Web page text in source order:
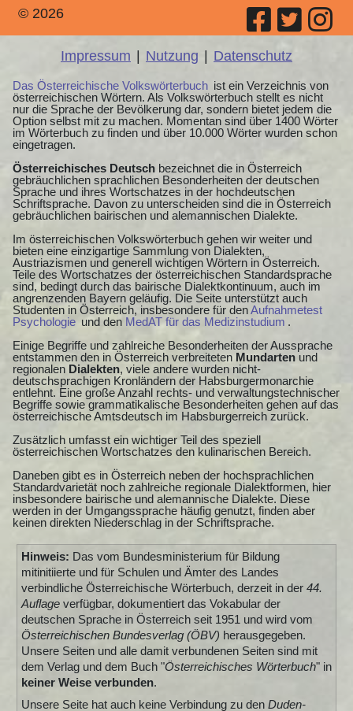
© 2026
Impressum | Nutzung | Datenschutz
Das Österreichische Volkswörterbuch ist ein Verzeichnis von
österreichischen Wörtern. Als Volkswörterbuch stellt es nicht
nur die Sprache der Bevölkerung dar, sondern bietet jedem die
Option selbst mit zu machen. Momentan sind über 1400 Wörter
im Wörterbuch zu finden und über 10.000 Wörter wurden schon
eingetragen.
Österreichisches Deutsch bezeichnet die in Österreich
gebräuchlichen sprachlichen Besonderheiten der deutschen
Sprache und ihres Wortschatzes in der hochdeutschen
Schriftsprache. Davon zu unterscheiden sind die in Österreich
gebräuchlichen bairischen und alemannischen Dialekte.
Im österreichischen Volkswörterbuch gehen wir weiter und
bieten eine einzigartige Sammlung von Dialekten,
Austriazismen und generell wichtigen Wörtern in Österreich.
Teile des Wortschatzes der österreichischen Standardsprache
sind, bedingt durch das bairische Dialektkontinuum, auch im
angrenzenden Bayern geläufig. Die Seite unterstützt auch
Studenten in Österreich, insbesondere für denAufnahmetest
Psychologie und den MedAT für das Medizinstudium .
Einige Begriffe und zahlreiche Besonderheiten der Aussprache
entstammen den in Österreich verbreiteten Mundarten und
regionalen Dialekten, viele andere wurden nicht-
deutschsprachigen Kronländern der Habsburgermonarchie
entlehnt. Eine große Anzahl rechts- und verwaltungstechnischer
Begriffe sowie grammatikalische Besonderheiten gehen auf das
österreichische Amtsdeutsch im Habsburgerreich zurück.
Zusätzlich umfasst ein wichtiger Teil des speziell
österreichischen Wortschatzes den kulinarischen Bereich.
Daneben gibt es in Österreich neben der hochsprachlichen
Standardvarietät noch zahlreiche regionale Dialektformen, hier
insbesondere bairische und alemannische Dialekte. Diese
werden in der Umgangssprache häufig genutzt, finden aber
keinen direkten Niederschlag in der Schriftsprache.
Hinweis: Das vom Bundesministerium für Bildung
mitinitiierte und für Schulen und Ämter des Landes
verbindliche Österreichische Wörterbuch, derzeit in der 44.
Auflageverfügbar, dokumentiert das Vokabular der
deutschen Sprache in Österreich seit 1951 und wird vom
Österreichischen Bundesverlag (ÖBV) herausgegeben.
Unsere Seiten und alle damit verbundenen Seiten sind mit
dem Verlag und dem Buch "Österreichisches Wörterbuch" in
keiner Weise verbunden.
Unsere Seite hat auch keine Verbindung zu den Duden-